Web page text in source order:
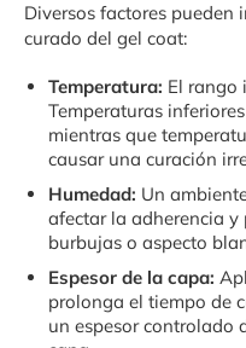
Diversos factores
curado del gel coat:
Temperatura: El rango
Temperaturas
mientras que
causar una curación
Humedad: Un
afectar la adherencia y
burbujas o aspecto
Espesor de la capa:
prolonga el tiempo de
un espesor controlado